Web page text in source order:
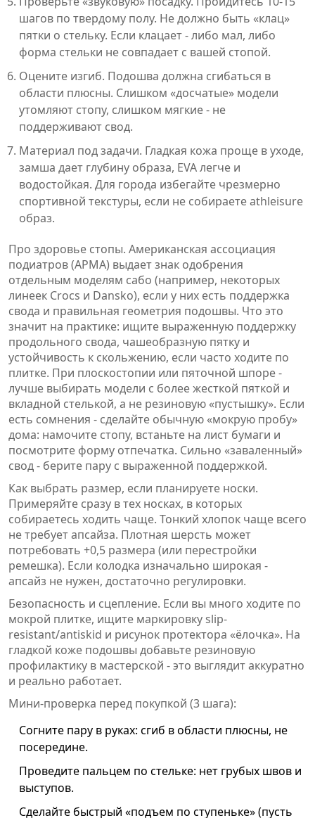
шагов по твердому полу. Не должно быть «клац»
пятки о стельку. Если клацает - либо мал, либо
форма стельки не совпадает с вашей стопой.
Оцените изгиб. Подошва должна сгибаться в
области плюсны. Слишком «досчатые» модели
утомляют стопу, слишком мягкие - не
поддерживают свод.
Материал под задачи. Гладкая кожа проще в уходе,
замша дает глубину образа, EVA легче и
водостойкая. Для города избегайте чрезмерно
спортивной текстуры, если не собираете athleisure
образ.
Про здоровье стопы. Американская ассоциация
подиатров (APMA) выдает знак одобрения
отдельным моделям сабо (например, некоторых
линеек Crocs и Dansko), если у них есть поддержка
свода и правильная геометрия подошвы. Что это
значит на практике: ищите выраженную поддержку
продольного свода, чашеобразную пятку и
устойчивость к скольжению, если часто ходите по
плитке. При плоскостопии или пяточной шпоре -
лучше выбирать модели с более жесткой пяткой и
вкладной стелькой, а не резиновую «пустышку». Если
есть сомнения - сделайте обычную «мокрую пробу»
дома: намочите стопу, встаньте на лист бумаги и
посмотрите форму отпечатка. Сильно «заваленный»
свод - берите пару с выраженной поддержкой.
Как выбрать размер, если планируете носки.
Примеряйте сразу в тех носках, в которых
собираетесь ходить чаще. Тонкий хлопок чаще всего
не требует апсайза. Плотная шерсть может
потребовать +0,5 размера (или перестройки
ремешка). Если колодка изначально широкая -
апсайз не нужен, достаточно регулировки.
Безопасность и сцепление. Если вы много ходите по
мокрой плитке, ищите маркировку slip-
resistant/antiskid и рисунок протектора «ёлочка». На
гладкой коже подошвы добавьте резиновую
профилактику в мастерской - это выглядит аккуратно
и реально работает.
Мини-проверка перед покупкой (3 шага):
Согните пару в руках: сгиб в области плюсны, не
посередине.
Проведите пальцем по стельке: нет грубых швов и
выступов.
Сделайте быстрый «подъем по ступеньке» (пусть